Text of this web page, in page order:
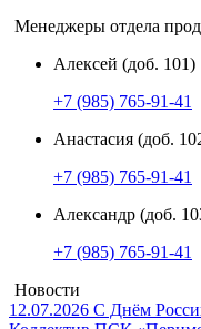
Менеджеры отдела
Алексей (доб. 101)
+7 (985) 765-91-41
Анастасия (доб.
+7 (985) 765-91-41
Александр (доб.
+7 (985) 765-91-41
Новости
12.07.2026 С Днём